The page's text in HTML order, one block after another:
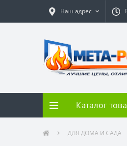
Наш адрес
Каталог
ДЛЯ ДОМА И САДА